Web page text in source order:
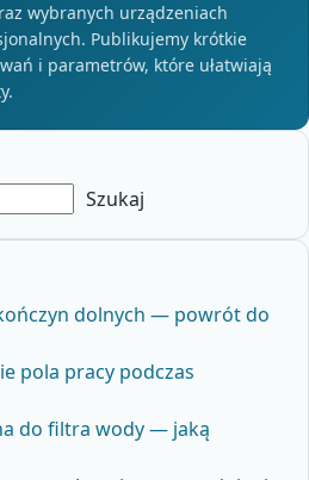
wybranych urządzeniach
Publikujemy krótkie
i parametrów, które ułatwiają
Szukaj
dolnych — powrót do
pola pracy podczas
do filtra wody — jaką